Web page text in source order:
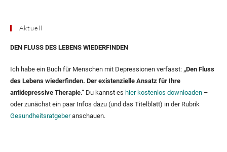
Aktuell
DEN FLUSS DES LEBENS WIEDERFINDEN
Ich habe ein Buch für Menschen mit Depressionen verfasst: „Den Fluss
des Lebens wiederfinden. Der existenzielle Ansatz für Ihre
antidepressive Therapie.“ Du kannst es hier kostenlos downloaden –
oder zunächst ein paar Infos dazu (und das Titelblatt) in der Rubrik
Gesundheitsratgeberanschauen.